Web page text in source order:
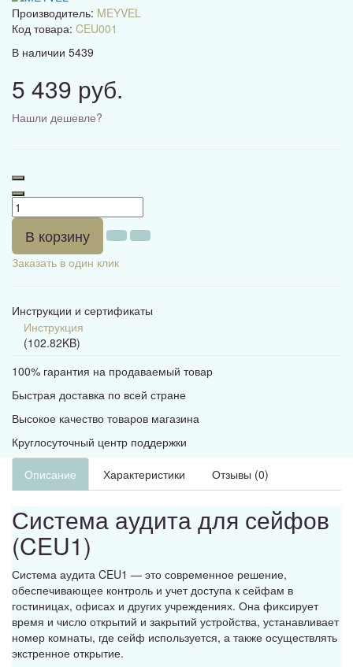
Производитель: MEYVEL
Код товара: CEU001
В наличии 5439
5 439 руб.
Нашли дешевле?
В корзину
Заказать в один клик
Инструкции и сертификаты
Инструкция
(102.82KB)
100% гарантия на продаваемый товар
Быстрая доставка по всей стране
Высокое качество товаров магазина
Круглосуточный центр поддержки
Описание Характеристики Отзывы (0)
Система аудита для сейфов
(CEU1)
Система аудита CEU1 — это современное решение,
обеспечивающее контроль и учет доступа к сейфам в
гостиницах, офисах и других учреждениях. Она фиксирует
время и число открытий и закрытий устройства, устанавливает
номер комнаты, где сейф используется, а также осуществлять
экстренное открытие.